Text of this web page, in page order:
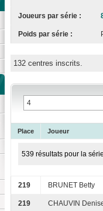
Joueurs par série :
Poids par série :
132 centres inscrits.
Place Joueur
539 résultats pour la
219 BRUNET Betty
219 CHAUVIN